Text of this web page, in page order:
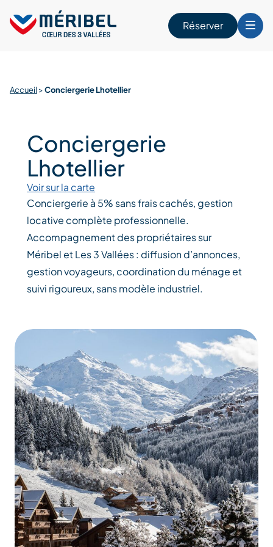
content
Réserver
Accueil >Conciergerie Lhotellier
Conciergerie
Lhotellier
Voir sur la carte
Conciergerie à 5% sans frais cachés, gestion
locative complète professionnelle.
Accompagnement des propriétaires sur
Méribel et Les 3 Vallées : diffusion d’annonces,
gestion voyageurs, coordination du ménage et
suivi rigoureux, sans modèle industriel.